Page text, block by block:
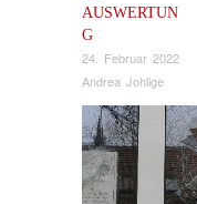
AUSWERTUN
G
24. Februar 2022
Andrea Johlige